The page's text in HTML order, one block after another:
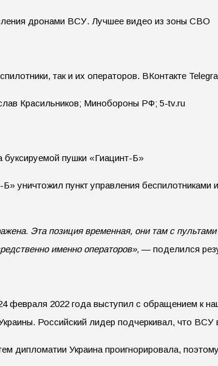
так и их операторов. ВКонтакте
Красильников; Минобороны РФ; 5-tv.ru
пушки «Гиацинт-Б»
Б» уничтожил пункт управления
Эта позиция временная, они там с
именно операторов», — поделился
февраля 2022 года выступил с обращением к
Российский лидер подчеркивал, что
дипломатии Украина проигнорировала,